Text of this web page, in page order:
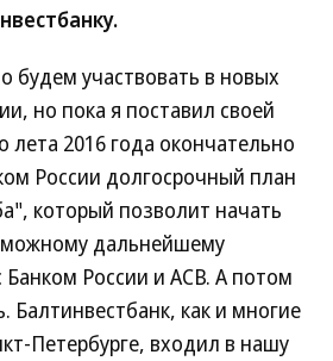
участвовать в новых
но пока я поставил своей
2016 года окончательно
России долгосрочный план
который позволит начать
дальнейшему
России и АСВ. А потом
Балтинвестбанк, как и многие
Петербурге, входил в нашу